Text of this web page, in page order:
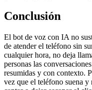
Conclusión
El bot de voz con IA no
de atender el teléfono sin
cualquier hora, no deja
personas las
resumidas y con contexto.
vez que el teléfono suena